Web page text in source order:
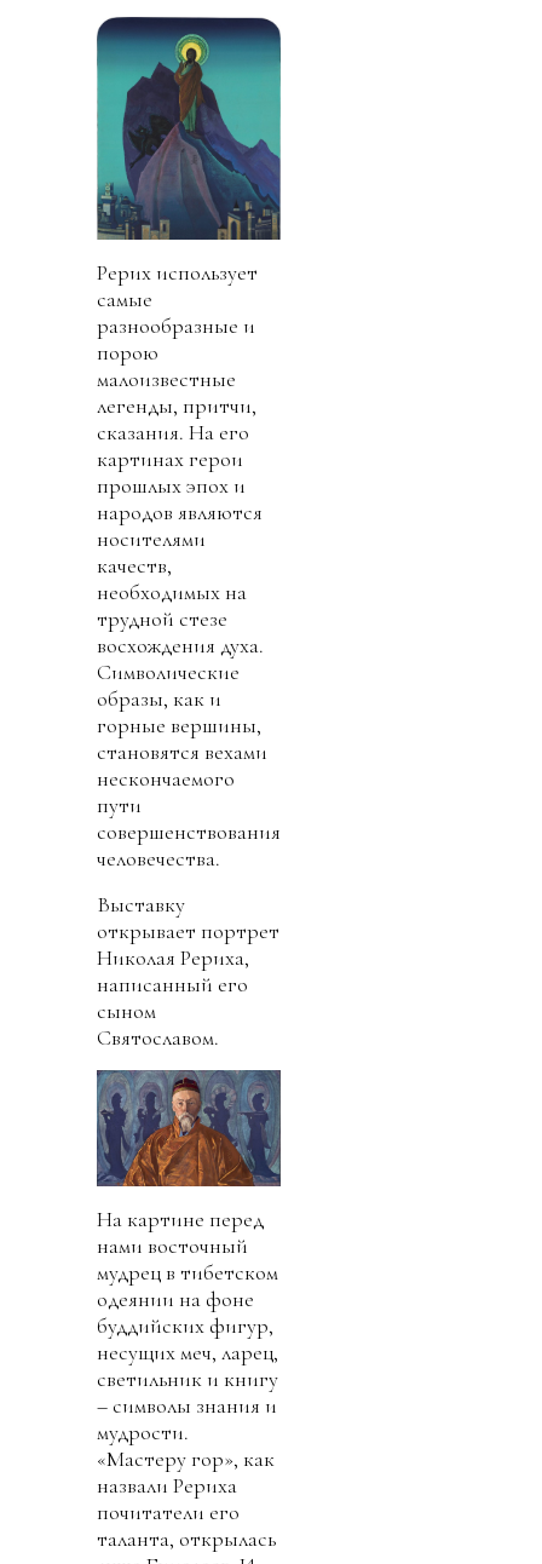
Рерих использует
самые
разнообразные и
порою
малоизвестные
легенды, притчи,
сказания. На его
картинах герои
прошлых эпох и
народов являются
носителями
качеств,
необходимых на
трудной стезе
восхождения духа.
Символические
образы, как и
горные вершины,
становятся вехами
нескончаемого
пути
совершенствования
человечества.
Выставку
открывает портрет
Николая Рериха,
написанный его
сыном
Святославом.
На картине перед
нами восточный
мудрец в тибетском
одеянии на фоне
буддийских фигур,
несущих меч, ларец,
светильник и книгу
– символы знания и
мудрости.
«Мастеру гор», как
назвали Рериха
почитатели его
таланта, открылась